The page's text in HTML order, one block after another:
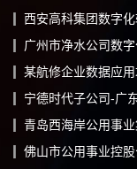
西安高科集团数字化
广州市净水公司数字
某航修企业数据应用
宁德时代子公司-广
青岛西海岸公用事
佛山市公用事业控